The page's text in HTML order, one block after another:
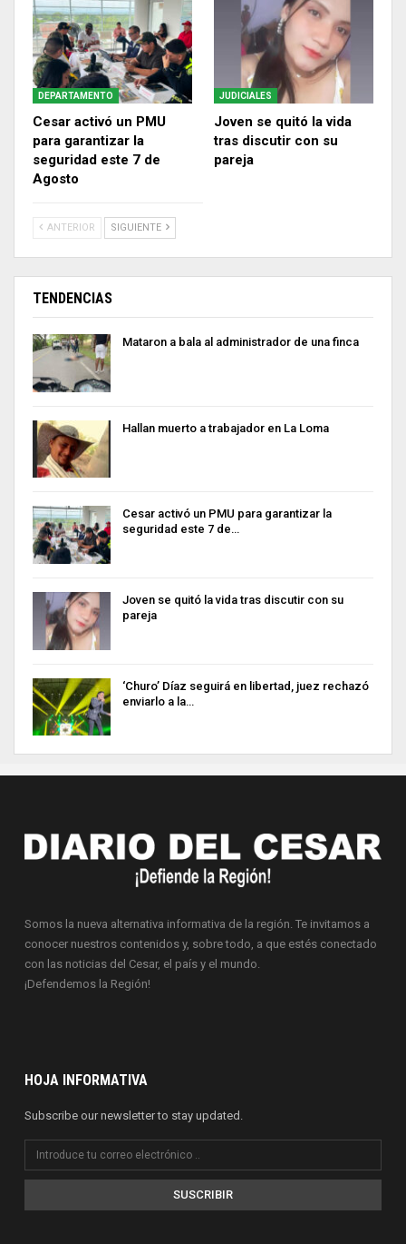
DEPARTAMENTO
Cesar activó un PMU
para garantizar la
seguridad este 7 de
Agosto
JUDICIALES
Joven se quitó la vida
tras discutir con su
pareja
ANTERIOR SIGUIENTE
TENDENCIAS
Mataron a bala al administrador de una finca
Hallan muerto a trabajador en La Loma
Cesar activó un PMU para garantizar la
seguridad este 7 de…
Joven se quitó la vida tras discutir con su
pareja
‘Churo’ Díaz seguirá en libertad, juez rechazó
enviarlo a la…
Somos la nueva alternativa informativa de la región. Te invitamos a
conocer nuestros contenidos y, sobre todo, a que estés conectado
con las noticias del Cesar, el país y el mundo.
¡Defendemos la Región!
HOJA INFORMATIVA
Subscribe our newsletter to stay updated.
SUSCRIBIR